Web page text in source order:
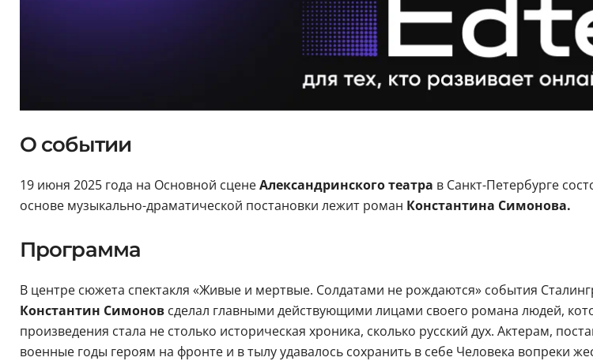
О событии
19 июня 2025 года на Основной сценеАлександринского театра в Санкт-Петербурге
основе музыкально-драматической постановки лежит роман Константина Симонова.
Программа
В центре сюжета спектакля «‎Живые и мертвые. Солдатами не рождаются» события
Константин Симоновсделал главными действующими лицами своего романа людей,
произведения стала не столько историческая хроника, сколько русский дух. Актерам,
военные годы героям на фронте и в тылу удавалось сохранить в себе Человека вопреки